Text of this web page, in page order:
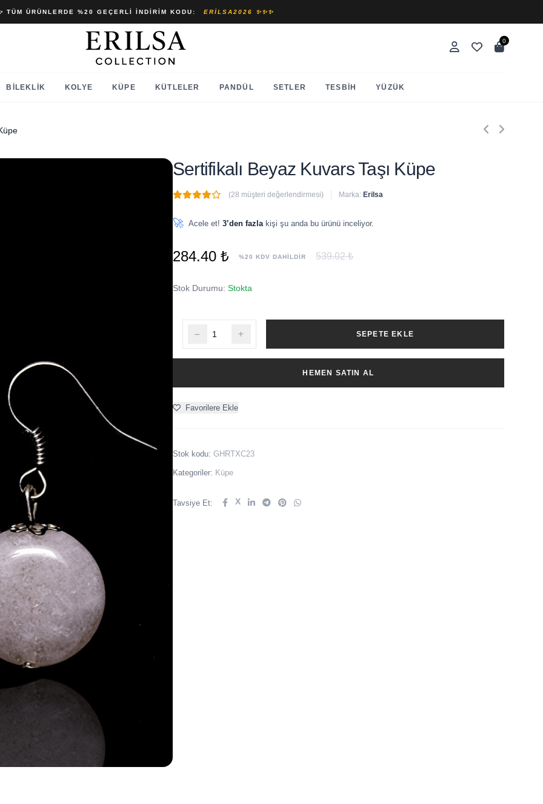
TÜM ÜRÜNLERDE %20 GEÇERLI İNDIRIM KODU: ERILSA2026 ✨✨✨
0
BILEKLIK KOLYE KÜPE KÜTLELER PANDÜL SETLER TESBIH YÜZÜK
Sertifikalı Beyaz Kuvars Taşı Küpe
(28 müşteri değerlendirmesi) Marka: Erilsa
🚀 Acele et! 3’den fazlakişi şu anda bu ürünü inceliyor.
284.40 ₺ %20 KDV DAHİLDİR 539.02 ₺
Stok Durumu: Stokta
SEPETE EKLE
HEMEN SATIN AL
Favorilere Ekle
Stok kodu: GHRTXC23
Kategoriler: Küpe
Tavsiye Et: X